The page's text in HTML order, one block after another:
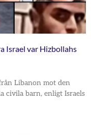
Israel var Hizbollahs
Libanon mot den
civila barn, enligt Israels